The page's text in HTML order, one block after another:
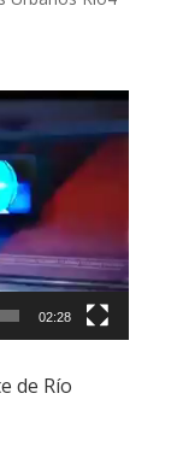
02:28
de Río